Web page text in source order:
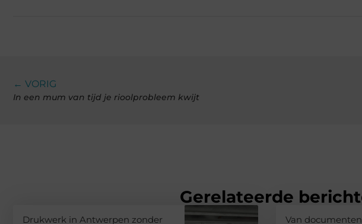
← VORIG
In een mum van tijd je rioolprobleem kwijt
Gerelateerde
Drukwerk in Antwerpen zonder
Van